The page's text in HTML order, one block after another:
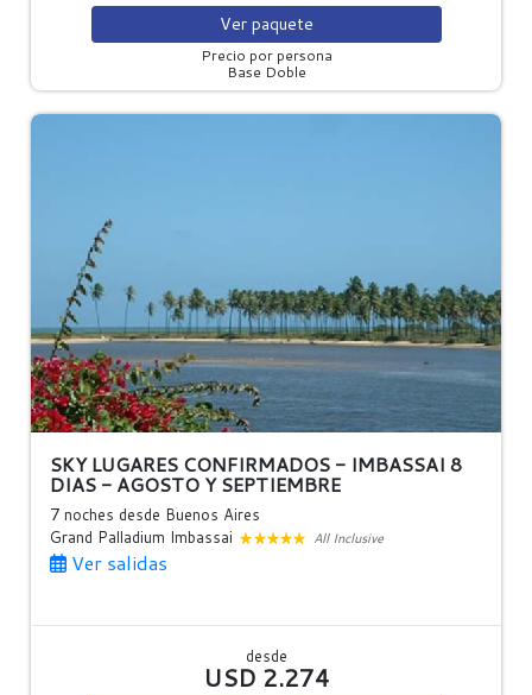
Ver paquete
Precio por persona
Base Doble
SKY LUGARES CONFIRMADOS - IMBASSAI 8
DIAS - AGOSTO Y SEPTIEMBRE
7 noches desde Buenos Aires
Grand Palladium Imbassai
All Inclusive
Ver salidas
desde
USD 2.274